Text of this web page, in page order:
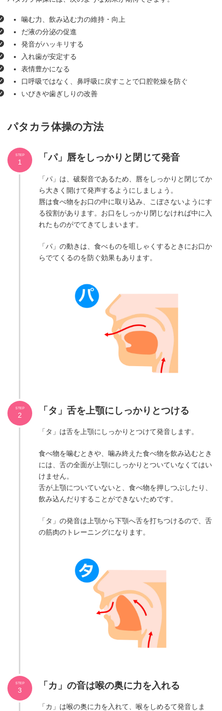
噛む力、飲み込む力の維持・向上
だ液の分泌の促進
発音がハッキリする
入れ歯が安定する
表情豊かになる
口呼吸ではなく、鼻呼吸に戻すことで口腔乾燥を防ぐ
いびきや歯ぎしりの改善
パタカラ体操の方法
「パ」唇をしっかりと閉じて発音
「パ」は、破裂音であるため、唇をしっかりと閉じてか
ら大きく開けて発声するようにしましょう。
唇は食べ物をお口の中に取り込み、こぼさないようにす
る役割があります。お口をしっかり閉じなければ中に入
れたものがでてきてしまいます。
「パ」の動きは、食べものを咀しゃくするときにお口か
らでてくるのを防ぐ効果もあります。
STEP
1
「タ」舌を上顎にしっかりとつける
「タ」は舌を上顎にしっかりとつけて発音します。
食べ物を噛むときや、噛み終えた食べ物を飲み込むとき
には、舌の全面が上顎にしっかりとついていなくてはい
けません。
舌が上顎についていないと、食べ物を押しつぶしたり、
飲み込んだりすることができないためです。
「タ」の発音は上顎から下顎へ舌を打ちつけるので、舌
の筋肉のトレーニングになります。
STEP
2
「カ」の音は喉の奥に力を入れる
「カ」は喉の奥に力を入れて、喉をしめるて発音しま
STEP
3